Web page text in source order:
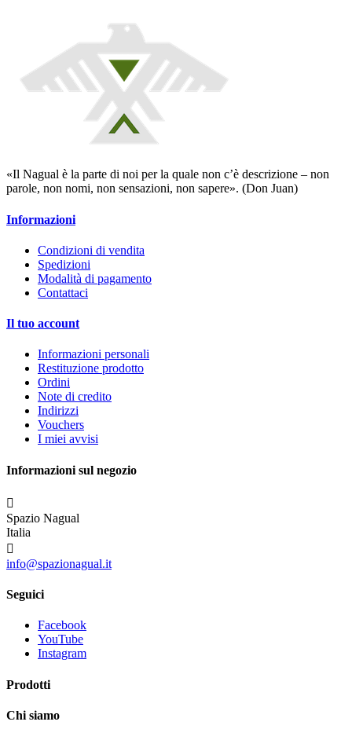
«Il Nagual è la parte di noi per la quale non c’è descrizione – non
parole, non nomi, non sensazioni, non sapere». (Don Juan)
Informazioni
Condizioni di vendita
Spedizioni
Modalità di pagamento
Contattaci
Il tuo account
Informazioni personali
Restituzione prodotto
Ordini
Note di credito
Indirizzi
Vouchers
I miei avvisi
Informazioni sul negozio

Spazio Nagual
Italia

info@spazionagual.it
Seguici
Facebook
YouTube
Instagram
Prodotti
Chi siamo